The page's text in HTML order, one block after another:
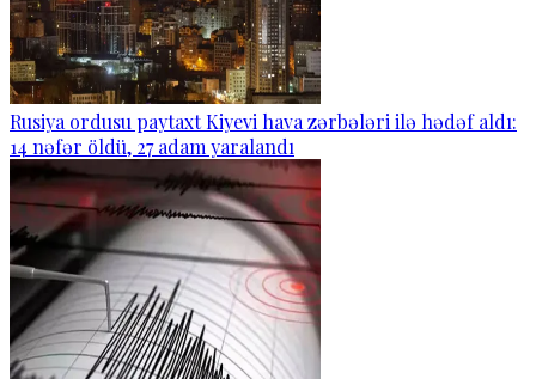
Rusiya ordusu paytaxt Kiyevi hava zərbələri ilə hədəf aldı:
14 nəfər öldü, 27 adam yaralandı